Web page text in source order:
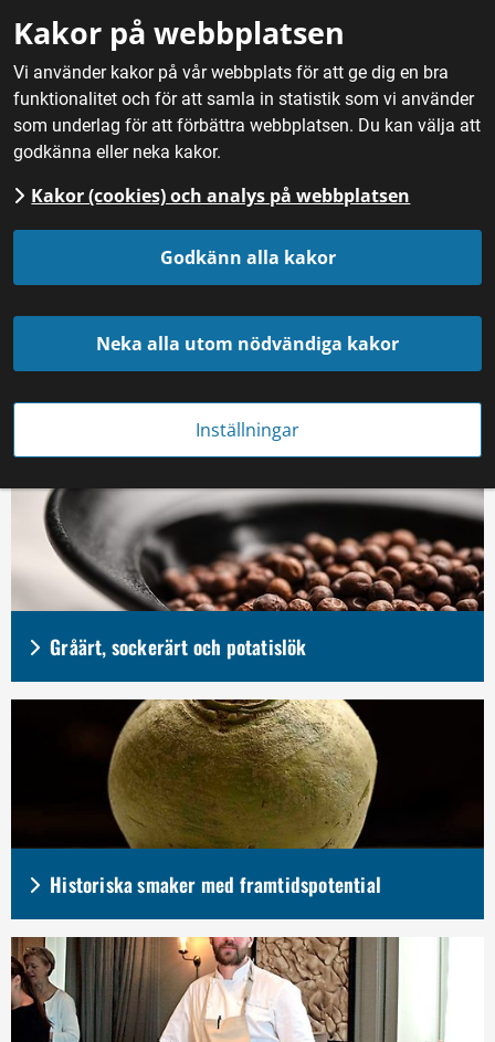
Kakor på webbplatsen
Vi använder kakor på vår webbplats för att ge dig en bra
funktionalitet och för att samla in statistik som vi använder
som underlag för att förbättra webbplatsen. Du kan välja att
godkänna eller neka kakor.
Kakor (cookies) och analys på webbplatsen
Godkänn alla kakor
Neka alla utom nödvändiga kakor
Inställningar
Hem / Fördjupning / Gastronomi och sensorik
Gastronomi och sensorik
Gastronomi- och sensorikupplevelser
Gråärt, sockerärt och potatislök
Historiska smaker med framtidspotential